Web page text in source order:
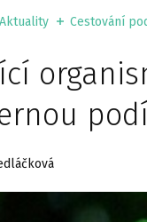
Aktuality Cestování